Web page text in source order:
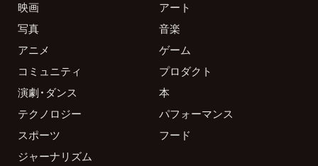
映画
アート
写真
音楽
アニメ
ゲーム
コミュニティ
プロダクト
演劇・ダンス
本
テクノロジー
パフォーマンス
スポーツ
フード
ジャーナリズム